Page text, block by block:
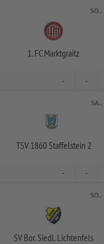
SO..
1. FC Marktgraitz
- -
SA..
TSV 1860 Staffelstein 2
- -
SO..
SV Bor. Siedl. Lichtenfels